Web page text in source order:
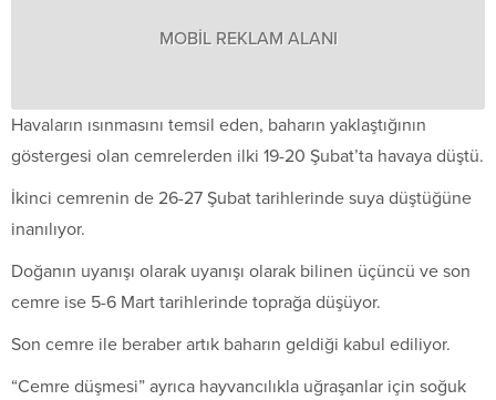
MOBİL REKLAM ALANI
Havaların ısınmasını temsil eden, baharın yaklaştığının
göstergesi olan cemrelerden ilki 19-20 Şubat’ta havaya düştü.
İkinci cemrenin de 26-27 Şubat tarihlerinde suya düştüğüne
inanılıyor.
Doğanın uyanışı olarak uyanışı olarak bilinen üçüncü ve son
cemre ise 5-6 Mart tarihlerinde toprağa düşüyor.
Son cemre ile beraber artık baharın geldiği kabul ediliyor.
“Cemre düşmesi” ayrıca hayvancılıkla uğraşanlar için soğuk